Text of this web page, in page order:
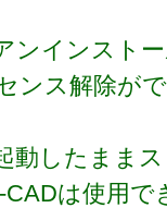
ンインスト
ンス解除が
動したまま
は使用で